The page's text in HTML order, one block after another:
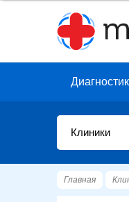
Клиники
Главная